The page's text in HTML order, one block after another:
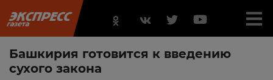
Башкирия готовится к введению
сухого закона